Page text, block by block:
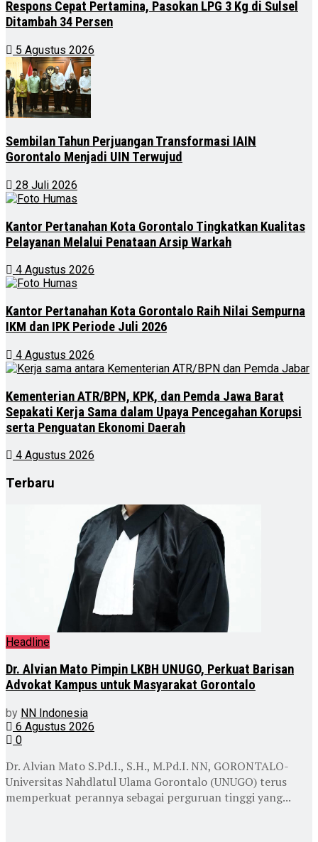
Respons Cepat Pertamina, Pasokan LPG 3 Kg di Sulsel
Ditambah 34 Persen
5 Agustus 2026
Sembilan Tahun Perjuangan Transformasi IAIN
Gorontalo Menjadi UIN Terwujud
28 Juli 2026
Kantor Pertanahan Kota Gorontalo Tingkatkan Kualitas
Pelayanan Melalui Penataan Arsip Warkah
4 Agustus 2026
Kantor Pertanahan Kota Gorontalo Raih Nilai Sempurna
IKM dan IPK Periode Juli 2026
4 Agustus 2026
Kementerian ATR/BPN, KPK, dan Pemda Jawa Barat
Sepakati Kerja Sama dalam Upaya Pencegahan Korupsi
serta Penguatan Ekonomi Daerah
4 Agustus 2026
Terbaru
Headline
Dr. Alvian Mato Pimpin LKBH UNUGO, Perkuat Barisan
Advokat Kampus untuk Masyarakat Gorontalo
by NN Indonesia
6 Agustus 2026
0
Dr. Alvian Mato S.Pd.I., S.H., M.Pd.I. NN, GORONTALO-
Universitas Nahdlatul Ulama Gorontalo (UNUGO) terus
memperkuat perannya sebagai perguruan tinggi yang...